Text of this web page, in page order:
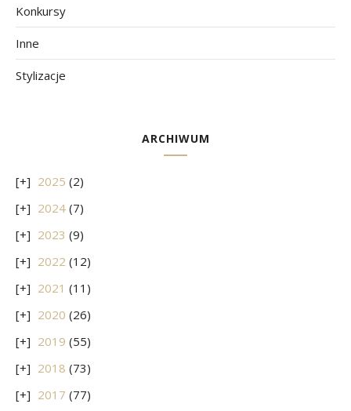
Konkursy
Inne
Stylizacje
ARCHIWUM
2025 (2)
2024 (7)
2023 (9)
2022 (12)
2021 (11)
2020 (26)
2019 (55)
2018 (73)
2017 (77)